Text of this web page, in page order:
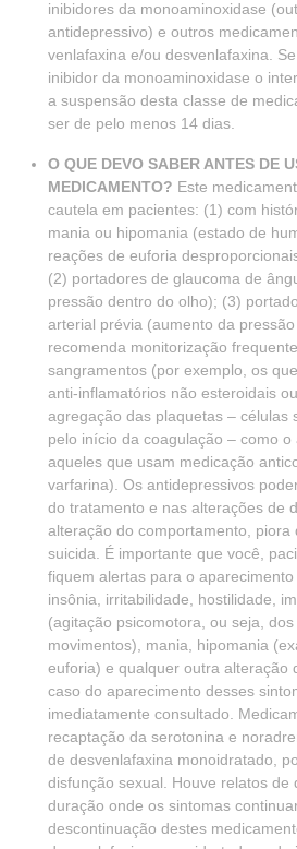
inibidores da monoaminoxidase
antidepressivo) e outros
venlafaxina e/ou desvenlafaxina.
inibidor da monoaminoxidase o
a suspensão desta classe de
ser de pelo menos 14 dias.
O QUE DEVO SABER ANTES DE
MEDICAMENTO? Este
cautela em pacientes: (1) com
mania ou hipomania (estado de
reações de euforia
(2) portadores de glaucoma de
pressão dentro do olho); (3)
arterial prévia (aumento da
recomenda monitorização
sangramentos (por exemplo, os
anti-inflamatórios não esteroidais
agregação das plaquetas – células
pelo início da coagulação – como
aqueles que usam medicação
varfarina). Os antidepressivos
do tratamento e nas alterações de
alteração do comportamento, piora
suicida. É importante que você,
fiquem alertas para o aparecimento
insônia, irritabilidade, hostilidade,
(agitação psicomotora, ou seja,
movimentos), mania, hipomania
euforia) e qualquer outra alteração
caso do aparecimento desses
imediatamente consultado.
recaptação da serotonina e
de desvenlafaxina monoidratado,
disfunção sexual. Houve relatos de
duração onde os sintomas
descontinuação destes